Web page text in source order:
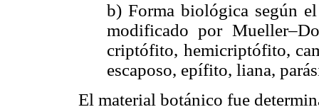
b) Forma biológica según
modificado por
criptófito, hemicriptófito,
escaposo, epífito, liana,
El material botánico fue